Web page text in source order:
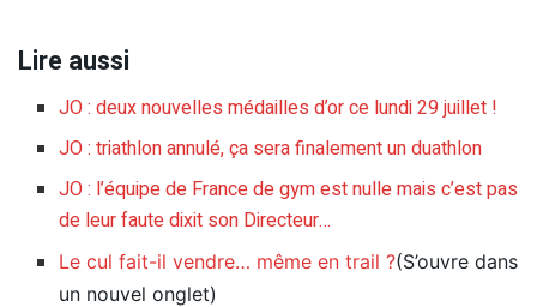
Lire aussi
JO : deux nouvelles médailles d’or ce lundi 29 juillet !
JO : triathlon annulé, ça sera finalement un duathlon
JO : l’équipe de France de gym est nulle mais c’est pas
de leur faute dixit son Directeur…
Le cul fait-il vendre… même en trail ?(S’ouvre dans
un nouvel onglet)